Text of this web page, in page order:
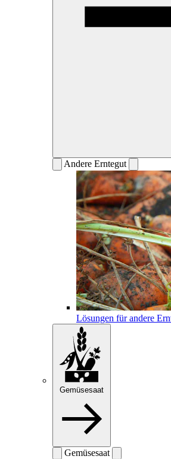
Andere Erntegut
Lösungen für andere
Gemüsesaat
Gemüsesaat